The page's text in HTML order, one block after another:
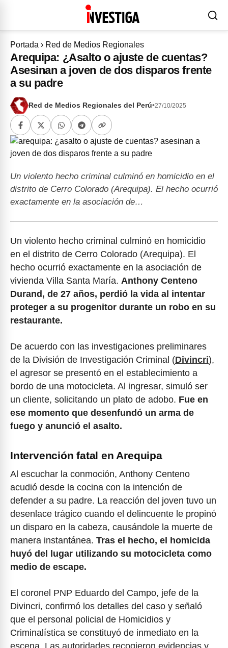
Portada › Red de Medios Regionales
Arequipa: ¿Asalto o ajuste de cuentas?
Asesinan a joven de dos disparos frente
a su padre
Red de Medios Regionales del Perú•27/10/2025
Un violento hecho criminal culminó en homicidio en el
distrito de Cerro Colorado (Arequipa). El hecho ocurrió
exactamente en la asociación de…
Un violento hecho criminal culminó en homicidio
en el distrito de Cerro Colorado (Arequipa). El
hecho ocurrió exactamente en la asociación de
vivienda Villa Santa María. Anthony Centeno
Durand, de 27 años, perdió la vida al intentar
proteger a su progenitor durante un robo en su
restaurante.
De acuerdo con las investigaciones preliminares
de la División de Investigación Criminal (Divincri),
el agresor se presentó en el establecimiento a
bordo de una motocicleta. Al ingresar, simuló ser
un cliente, solicitando un plato de adobo. Fue en
ese momento que desenfundó un arma de
fuego y anunció el asalto.
Intervención fatal en Arequipa
Al escuchar la conmoción, Anthony Centeno
acudió desde la cocina con la intención de
defender a su padre. La reacción del joven tuvo un
desenlace trágico cuando el delincuente le propinó
un disparo en la cabeza, causándole la muerte de
manera instantánea. Tras el hecho, el homicida
huyó del lugar utilizando su motocicleta como
medio de escape.
El coronel PNP Eduardo del Campo, jefe de la
Divincri, confirmó los detalles del caso y señaló
que el personal policial de Homicidios y
Criminalística se constituyó de inmediato en la
escena. Las autoridades recogieron evidencias y